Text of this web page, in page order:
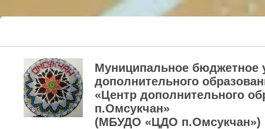
Муниципальное бюджетное
дополнительного
«Центр дополнительного
п.Омсукчан»
(МБУДО «ЦДО п.Омсукчан»)